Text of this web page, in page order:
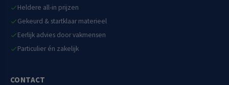
Heldere all-in prijzen
Gekeurd & startklaar materieel
Eerlijk advies door vakmensen
Particulier én zakelijk
CONTACT